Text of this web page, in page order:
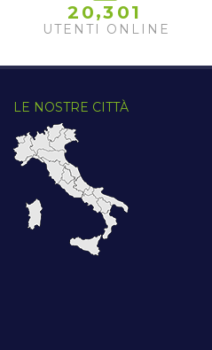
2 0,3 01
UTENTI ONLINE
LE NOSTRE CITTÀ